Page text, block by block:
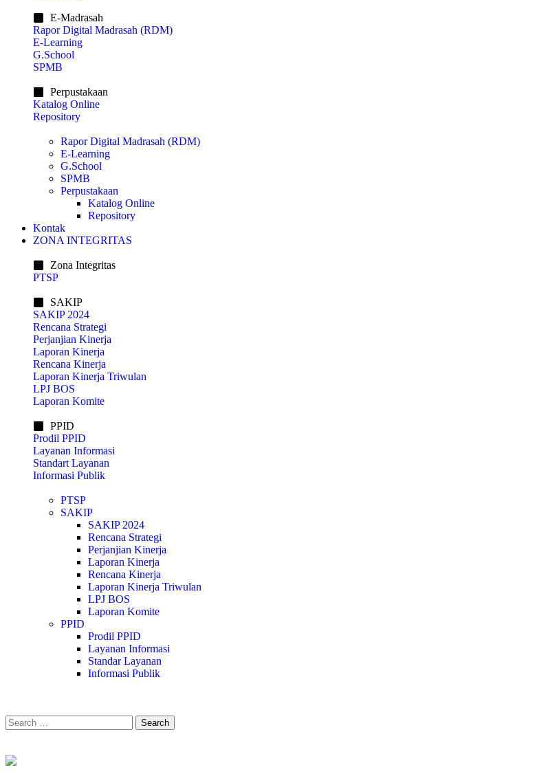
E-Madrasah
Rapor Digital Madrasah (RDM)
E-Learning
G.School
SPMB
Perpustakaan
Katalog Online
Repository
Rapor Digital Madrasah (RDM)
E-Learning
G.School
SPMB
Perpustakaan
Katalog Online
Repository
Kontak
ZONA INTEGRITAS
Zona Integritas
PTSP
SAKIP
SAKIP 2024
Rencana Strategi
Perjanjian Kinerja
Laporan Kinerja
Rencana Kinerja
Laporan Kinerja Triwulan
LPJ BOS
Laporan Komite
PPID
Prodil PPID
Layanan Informasi
Standart Layanan
Informasi Publik
PTSP
SAKIP
SAKIP 2024
Rencana Strategi
Perjanjian Kinerja
Laporan Kinerja
Rencana Kinerja
Laporan Kinerja Triwulan
LPJ BOS
Laporan Komite
PPID
Prodil PPID
Layanan Informasi
Standar Layanan
Informasi Publik